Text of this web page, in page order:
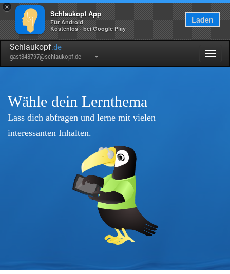
×
Schlaukopf App
Für Android
Kostenlos - bei Google Play
Laden
Schlaukopf.de
gast348797@schlaukopf.de
Wähle dein Lernthema
Lass dich abfragen und lerne mit vielen
interessanten Inhalten.